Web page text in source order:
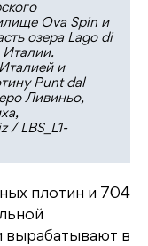
Ova Spin и
озера Lago di
Италии.
и
Punt dal
Ливиньо,
/ LBS_L1-
плотин и 704
в